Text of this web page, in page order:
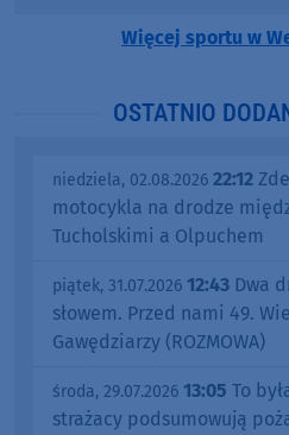
Więcej sportu w
OSTATNIO
niedziela, 02.08.2026 22:12
motocykla na drodze
Tucholskimi a Olpuchem
piątek, 31.07.2026 12:43 Dwa
słowem. Przed nami 49.
Gawędziarzy (ROZMOWA)
środa, 29.07.2026 13:05 To
strażacy podsumowują